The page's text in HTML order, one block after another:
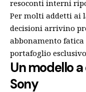
resoconti interni
Per molti addetti ai
decisioni arrivino
abbonamento fatica
portafoglio
Un modello
Sony